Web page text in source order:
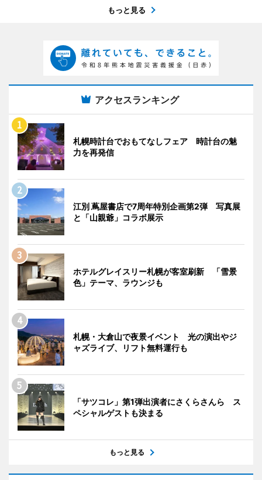
もっと見る
アクセスランキング
札幌時計台でおもてなしフェア 時計台の魅
力を再発信
江別 蔦屋書店で7周年特別企画第2弾 写真展
と「山親爺」コラボ展示
ホテルグレイスリー札幌が客室刷新 「雪景
色」テーマ、ラウンジも
札幌・大倉山で夜景イベント 光の演出やジ
ャズライブ、リフト無料運行も
「サツコレ」第1弾出演者にさくらさんら ス
ペシャルゲストも決まる
もっと見る